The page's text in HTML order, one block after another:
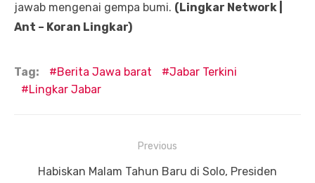
jawab mengenai gempa bumi. (Lingkar Network |
Ant – Koran Lingkar)
Tag: Berita Jawa barat
Jabar Terkini
Lingkar Jabar
pos
Previous
Previous
Habiskan Malam Tahun Baru di Solo, Presiden